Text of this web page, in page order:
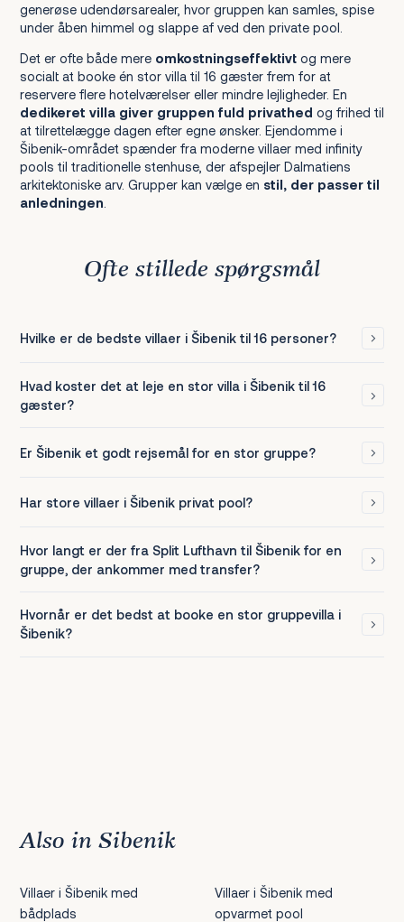
generøse udendørsarealer, hvor gruppen kan samles, spise
under åben himmel og slappe af ved den private pool.
Det er ofte både mere omkostningseffektivtog mere
socialt at booke én stor villa til 16 gæster frem for at
reservere flere hotelværelser eller mindre lejligheder. En
dedikeret villa giver gruppen fuld privathed og frihed til
at tilrettelægge dagen efter egne ønsker. Ejendomme i
Šibenik-området spænder fra moderne villaer med infinity
pools til traditionelle stenhuse, der afspejler Dalmatiens
arkitektoniske arv. Grupper kan vælge en stil, der passer til
anledningen.
Ofte stillede spørgsmål
Hvilke er de bedste villaer i Šibenik til 16 personer?
Hvad koster det at leje en stor villa i Šibenik til 16
gæster?
Er Šibenik et godt rejsemål for en stor gruppe?
Har store villaer i Šibenik privat pool?
Hvor langt er der fra Split Lufthavn til Šibenik for en
gruppe, der ankommer med transfer?
Hvornår er det bedst at booke en stor gruppevilla i
Šibenik?
Also in Sibenik
Villaer i Šibenik med
bådplads
Villaer i Šibenik med
opvarmet pool